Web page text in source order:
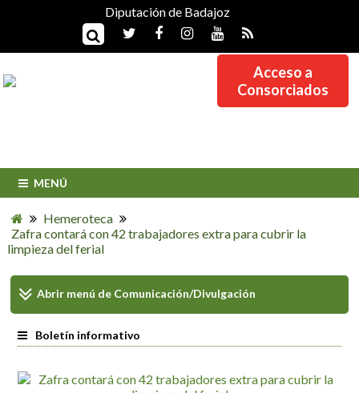
Diputación de Badajoz
Acceso a
Consorciados
MENÚ
Hemeroteca
Zafra contará con 42 trabajadores extra para cubrir la
limpieza del ferial
Abrir menú de Comunicación/Divulgación
Boletín informativo